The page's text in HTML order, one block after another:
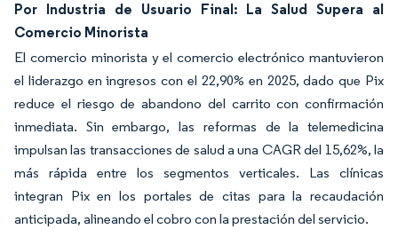
Por Industria de Usuario Final: La Salud Supera al
Comercio Minorista
El comercio minorista y el comercio electrónico mantuvieron
el liderazgo en ingresos con el 22,90% en 2025, dado que Pix
reduce el riesgo de abandono del carrito con confirmación
inmediata. Sin embargo, las reformas de la telemedicina
impulsan las transacciones de salud a una CAGR del 15,62%, la
más rápida entre los segmentos verticales. Las clínicas
integran Pix en los portales de citas para la recaudación
anticipada, alineando el cobro con la prestación del servicio.